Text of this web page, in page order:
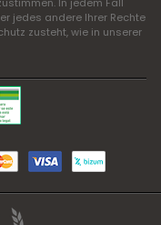
jedes andere Ihrer Rechte
zusteht, wie in unserer